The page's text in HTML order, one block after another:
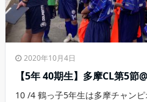
2020年10月4日
【5年 40期生】多摩CL第5節
10 /4 鶴っ子5年生は多摩チャン